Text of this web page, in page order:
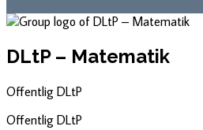
DLtP – Matematik
Offentlig DLtP
Offentlig DLtP